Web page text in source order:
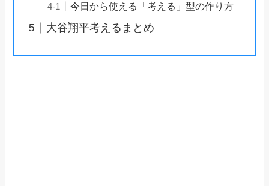
今日から使える「考える」型の作り方
大谷翔平考えるまとめ